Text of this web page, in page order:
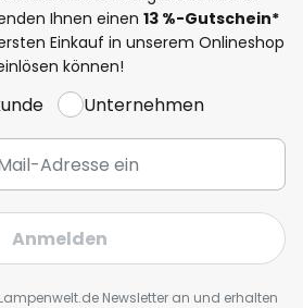
Ihnen einen 13 %-Gutschein*
Einkauf in unserem Onlineshop
können!
Unternehmen
Anmelden
Newsletter an und erhalten